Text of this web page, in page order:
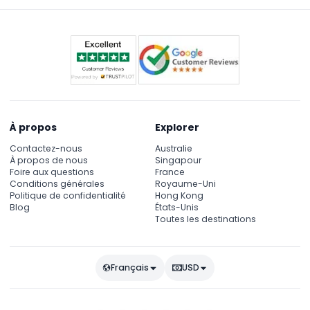
devraient vérifier les avis des attractions avant la
À propos
Contactez-nous
À propos de nous
Foire aux questions
Conditions générales
Politique de confidentialité
Blog
Explorer
Australie
Singapour
France
Royaume-Uni
Hong Kong
États-Unis
Toutes les destinations
Français USD